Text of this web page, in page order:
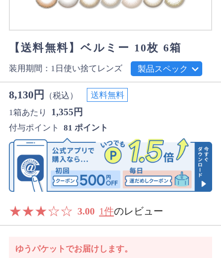
【送料無料】ベルミー 10枚 6箱
装用期間：1日使い捨てレンズ 製品スペック
8,130円 （税込）
送料無料
1箱あたり
1,355円
付与ポイント 81 ポイント
★★★☆☆ 3.00 1件のレビュー
ゆうパケットでお届けします。